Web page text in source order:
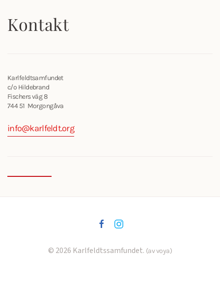
Kontakt
Karlfeldtsamfundet
c/o Hildebrand
Fischers väg 8
744 51 Morgongåva
info@karlfeldt.org
© 2026 Karlfeldtssamfundet. (av voya)